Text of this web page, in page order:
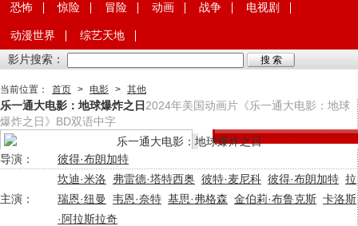
恐怖 惊险 冒险 动画 战争 电视剧
动漫世界
综艺天地
影片搜索：
当前位置： 首页 > 电影 > 其他
乐一通大电影：地球爆炸之日 2024年美国动画片《乐一通大电影：地球
爆炸之日》BD双语中字
导演： 彼得·布朗加特
主演：
坎迪·米洛 弗雷德·塔特西奥 彼特·麦尼科 彼得·布朗加特 拉
瑞恩·纽曼
韦恩·奈特 基思·弗格森 金伯莉·布鲁克斯 卡洛斯
·阿拉斯拉奇